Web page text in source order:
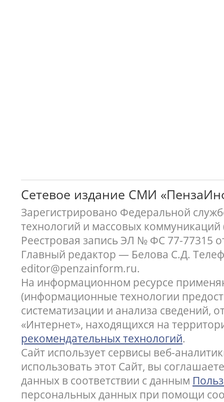
Сетевое издание СМИ
Зарегистрировано Федеральной
технологий и массовых коммуникаций
Реестровая запись ЭЛ № ФС 77-77315
Главный редактор — Белова С.Д.
editor@penzainform.ru.
На информационном ресурсе
(информационные технологии
систематизации и анализа сведений,
«Интернет», находящихся на
рекомендательных технологий.
Сайт использует сервисы веб-
использовать этот Сайт, вы
данных в соответствии с данным
персональных данных при помощи